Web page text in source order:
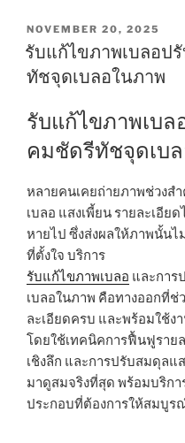
POSTED
ON
NOVEMBER 20, 2025
รับแก้ไขภาพเบลอป
ทัชจุดเบลอในภาพ
รับแก้ไขภาพเบ
คมชัดรีทัชจุดเบ
หลายคนเคยถ่ายภาพช่วงส
เบลอ แสงเพี้ยน รายละเอี
หายไป ซึ่งส่งผลให้ภาพนั้นไ
ที่ตั้งใจ บริการ
รับแก้ไขภาพเบลอ และการ
เบลอในภาพ คือทางออกที่
ละเอียดครบ และพร้อมใช้ง
โดยใช้เทคนิคการฟื้นฟูราย
เชิงลึก และการปรับสมดุล
มาดูสมจริงที่สุด พร้อมบริก
ประกอบที่ต้องการให้สมบูร